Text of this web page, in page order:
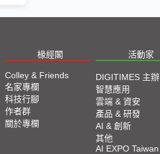
椽經閣 活動家
Colley & Friends
名家專欄
科技行腳
作者群
關於專欄
DIGITIMES 主辦
智慧應用
雲端 & 資安
產品 & 研發
AI & 創新
其他
AI EXPO Taiwan